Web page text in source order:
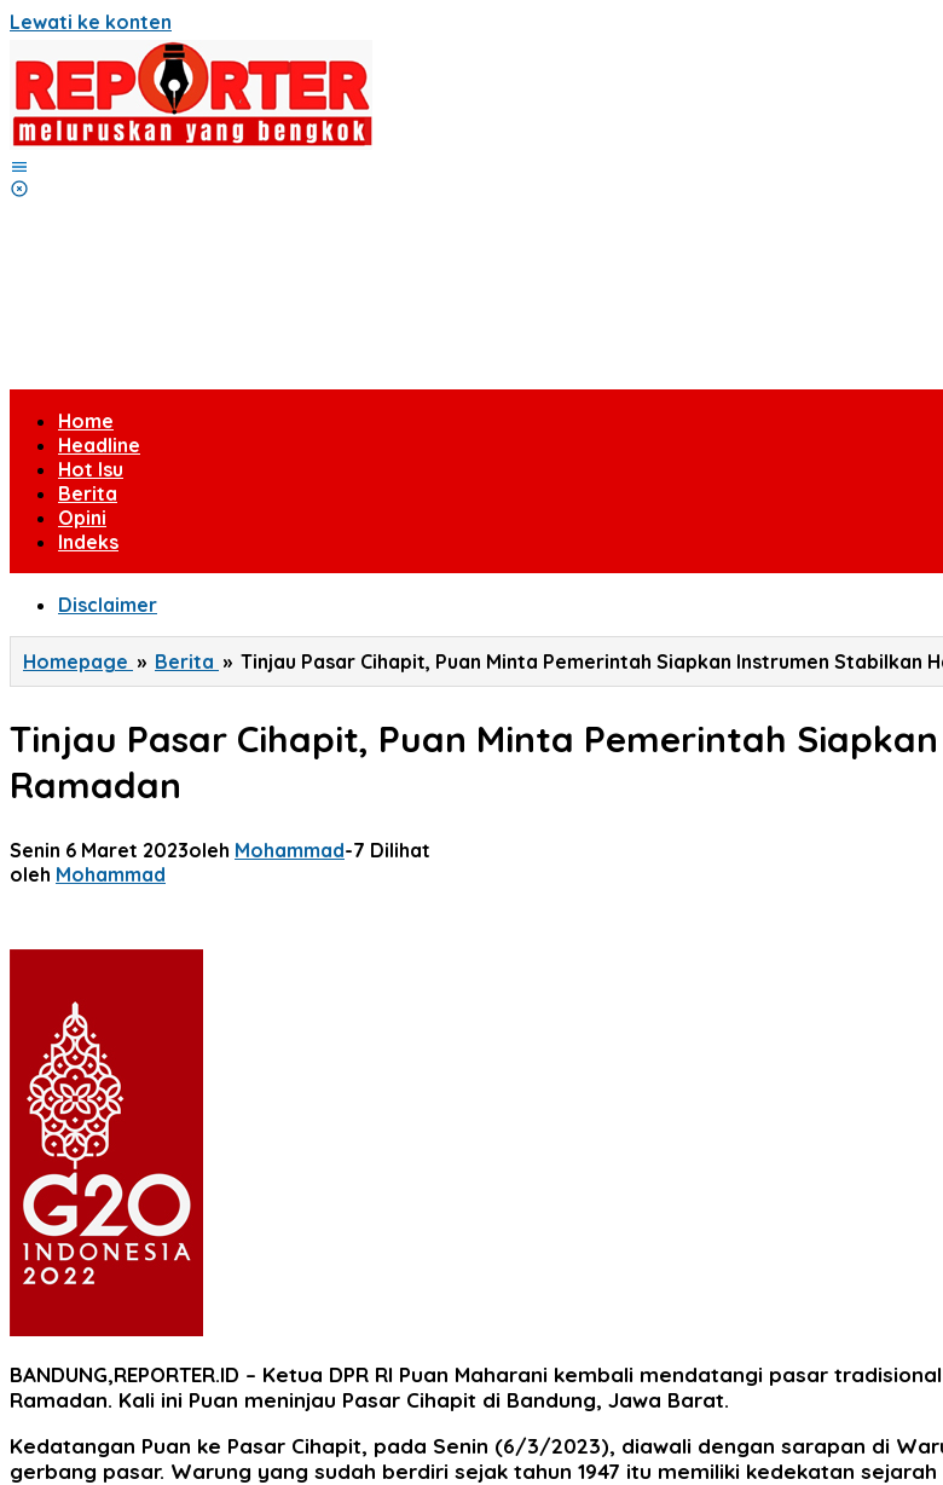
Lewati ke konten
Home
Headline
Hot Isu
Berita
Opini
Indeks
Disclaimer
Homepage » Berita » Tinjau Pasar Cihapit, Puan Minta Pemerintah Siapkan Instrumen Stabilkan
Tinjau Pasar Cihapit, Puan Minta Pemerintah
Ramadan
Senin 6 Maret 2023oleh Mohammad-7 Dilihat
oleh Mohammad
BANDUNG,REPORTER.ID – Ketua DPR RI Puan Maharani kembali mendatangi pasar
Ramadan. Kali ini Puan meninjau Pasar Cihapit di Bandung, Jawa Barat.
Kedatangan Puan ke Pasar Cihapit, pada Senin (6/3/2023), diawali dengan sarapan di
gerbang pasar. Warung yang sudah berdiri sejak tahun 1947 itu memiliki kedekatan sejarah